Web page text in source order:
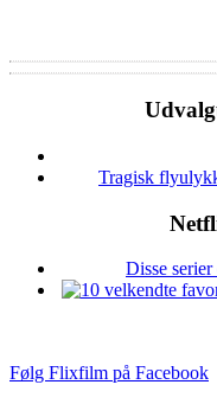
Tragisk
Disse
Følg Flixfilm på Facebook